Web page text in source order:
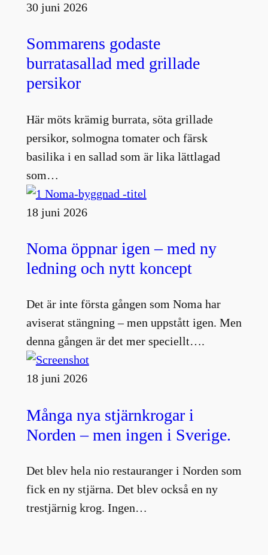
30 juni 2026
Sommarens godaste
burratasallad med grillade
persikor
Här möts krämig burrata, söta grillade
persikor, solmogna tomater och färsk
basilika i en sallad som är lika lättlagad
som…
18 juni 2026
Noma öppnar igen – med ny
ledning och nytt koncept
Det är inte första gången som Noma har
aviserat stängning – men uppstått igen. Men
denna gången är det mer speciellt….
18 juni 2026
Många nya stjärnkrogar i
Norden – men ingen i Sverige.
Det blev hela nio restauranger i Norden som
fick en ny stjärna. Det blev också en ny
trestjärnig krog. Ingen…